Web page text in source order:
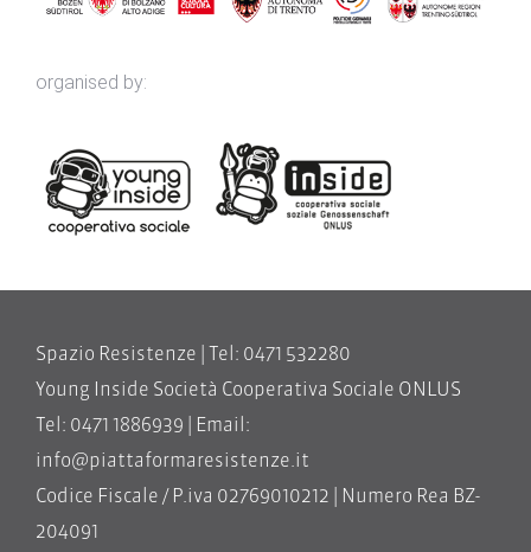
organised by:
Spazio Resistenze | Tel: 0471 532280
Young Inside Società Cooperativa Sociale ONLUS
Tel: 0471 1886939 | Email:
info@piattaformaresistenze.it
Codice Fiscale / P.iva 02769010212 | Numero Rea BZ-
204091